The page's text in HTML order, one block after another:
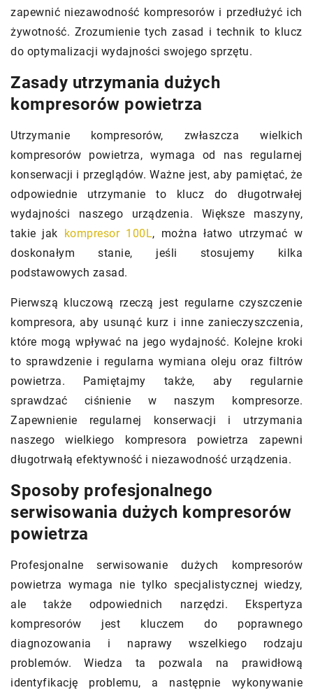
zapewnić niezawodność kompresorów i przedłużyć ich
żywotność. Zrozumienie tych zasad i technik to klucz
do optymalizacji wydajności swojego sprzętu.
Zasady utrzymania dużych
kompresorów powietrza
Utrzymanie kompresorów, zwłaszcza wielkich
kompresorów powietrza, wymaga od nas regularnej
konserwacji i przeglądów. Ważne jest, aby pamiętać, że
odpowiednie utrzymanie to klucz do długotrwałej
wydajności naszego urządzenia. Większe maszyny,
takie jak kompresor 100L, można łatwo utrzymać w
doskonałym stanie, jeśli stosujemy kilka
podstawowych zasad.
Pierwszą kluczową rzeczą jest regularne czyszczenie
kompresora, aby usunąć kurz i inne zanieczyszczenia,
które mogą wpływać na jego wydajność. Kolejne kroki
to sprawdzenie i regularna wymiana oleju oraz filtrów
powietrza. Pamiętajmy także, aby regularnie
sprawdzać ciśnienie w naszym kompresorze.
Zapewnienie regularnej konserwacji i utrzymania
naszego wielkiego kompresora powietrza zapewni
długotrwałą efektywność i niezawodność urządzenia.
Sposoby profesjonalnego
serwisowania dużych kompresorów
powietrza
Profesjonalne serwisowanie dużych kompresorów
powietrza wymaga nie tylko specjalistycznej wiedzy,
ale także odpowiednich narzędzi. Ekspertyza
kompresorów jest kluczem do poprawnego
diagnozowania i naprawy wszelkiego rodzaju
problemów. Wiedza ta pozwala na prawidłową
identyfikację problemu, a następnie wykonywanie